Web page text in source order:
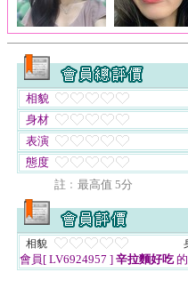
相貌
身材
表演
態度
註﹕最高值 5分
相貌
會員[ LV6924957 ] 辛拉麵好吃的